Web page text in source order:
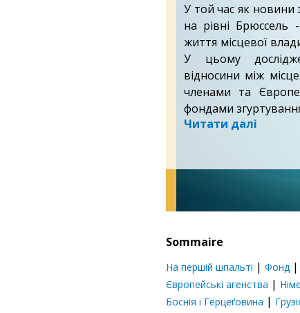
У той час як новини
на рівні Брюссель
життя місцевої
У цьому
відносини між
членами та
фондами
Читати далі
Sommaire
На першій шпальті | Фонд |
Європейські агенства |
Боснія і Герцеґовина |